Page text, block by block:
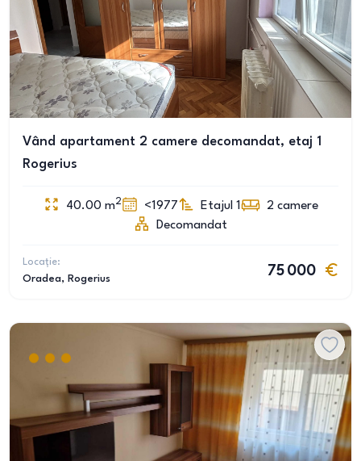
Vând apartament 2 camere decomandat, etaj 1
Rogerius
40.00 m2 <1977 Etajul 1 2 camere
Decomandat
Locație:
Oradea, Rogerius
75 000